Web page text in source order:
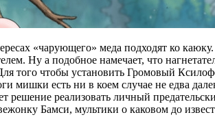
«чарующего» меда подходят ко
Ну а подобное намечает, что
того чтобы установить Громовый
мишки есть ни в коем случае не едва
реализовать личный
Бамси, мультики о каковом до